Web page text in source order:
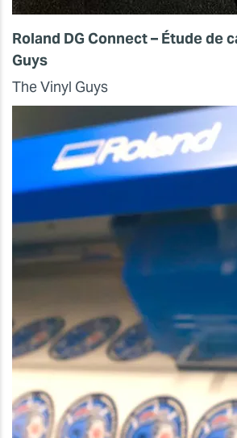
Roland DG Connect – Étude de
Guys
The Vinyl Guys